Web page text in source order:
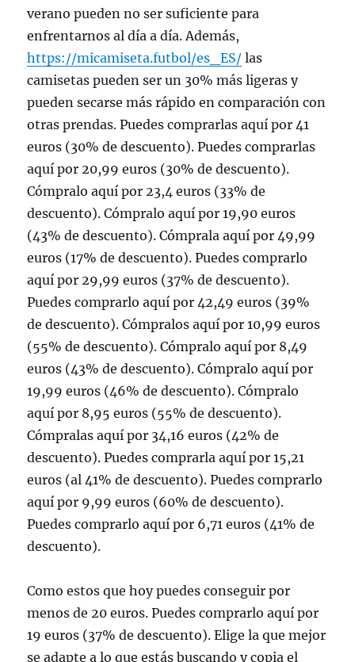
verano pueden no ser suficiente para
enfrentarnos al día a día. Además,
https://micamiseta.futbol/es_ES/ las
camisetas pueden ser un 30% más ligeras y
pueden secarse más rápido en comparación con
otras prendas. Puedes comprarlas aquí por 41
euros (30% de descuento). Puedes comprarlas
aquí por 20,99 euros (30% de descuento).
Cómpralo aquí por 23,4 euros (33% de
descuento). Cómpralo aquí por 19,90 euros
(43% de descuento). Cómprala aquí por 49,99
euros (17% de descuento). Puedes comprarlo
aquí por 29,99 euros (37% de descuento).
Puedes comprarlo aquí por 42,49 euros (39%
de descuento). Cómpralos aquí por 10,99 euros
(55% de descuento). Cómpralo aquí por 8,49
euros (43% de descuento). Cómpralo aquí por
19,99 euros (46% de descuento). Cómpralo
aquí por 8,95 euros (55% de descuento).
Cómpralas aquí por 34,16 euros (42% de
descuento). Puedes comprarla aquí por 15,21
euros (al 41% de descuento). Puedes comprarlo
aquí por 9,99 euros (60% de descuento).
Puedes comprarlo aquí por 6,71 euros (41% de
descuento).
Como estos que hoy puedes conseguir por
menos de 20 euros. Puedes comprarlo aquí por
19 euros (37% de descuento). Elige la que mejor
se adapte a lo que estás buscando y copia el